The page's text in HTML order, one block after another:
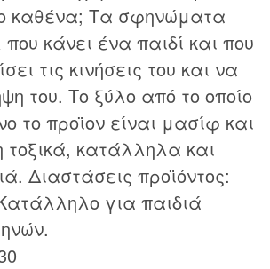
καθένα; Τα σφηνώματα
κάνει ένα παιδί και που
τις κινήσεις του και να
του. Το ξύλο από το οποίο
το προϊον είναι μασίφ και
κατάλληλα και
Διαστάσεις προϊόντος:
για παιδιά